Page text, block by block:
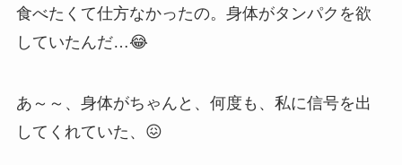
食べたくて仕方なかったの。身体がタンパクを欲
していたんだ…😂
あ～～、身体がちゃんと、何度も、私に信号を出
してくれていた、😖